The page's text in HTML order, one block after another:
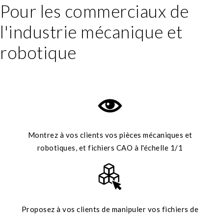
Pour les commerciaux de
l'industrie mécanique et
robotique
Montrez à vos clients vos pièces mécaniques et
robotiques, et fichiers CAO à l'échelle 1/1
Proposez à vos clients de manipuler vos fichiers de